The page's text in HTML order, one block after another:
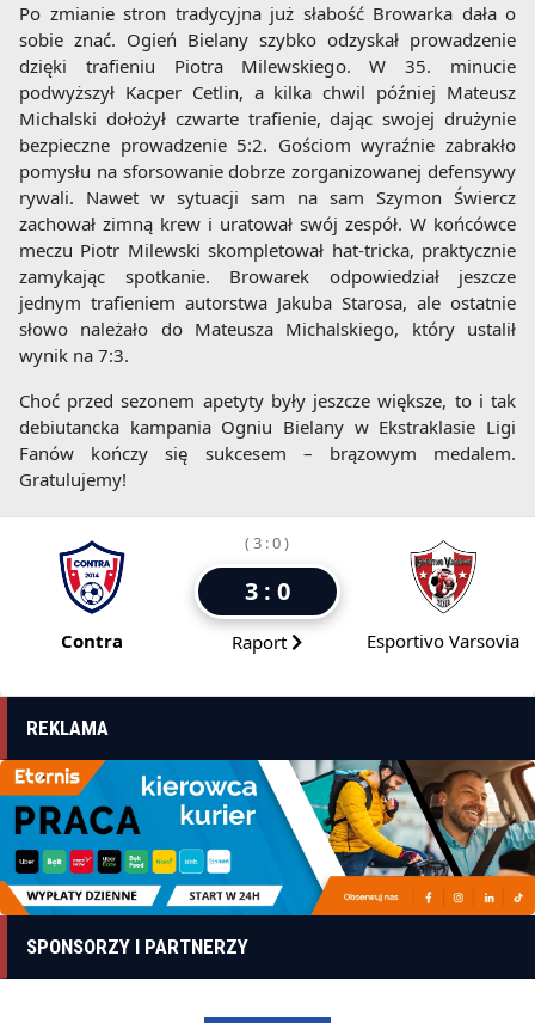
Po zmianie stron tradycyjna już słabość Browarka dała o
sobie znać. Ogień Bielany szybko odzyskał prowadzenie
dzięki trafieniu Piotra Milewskiego. W 35. minucie
podwyższył Kacper Cetlin, a kilka chwil później Mateusz
Michalski dołożył czwarte trafienie, dając swojej drużynie
bezpieczne prowadzenie 5:2. Gościom wyraźnie zabrakło
pomysłu na sforsowanie dobrze zorganizowanej defensywy
rywali. Nawet w sytuacji sam na sam Szymon Świercz
zachował zimną krew i uratował swój zespół. W końcówce
meczu Piotr Milewski skompletował hat-tricka, praktycznie
zamykając spotkanie. Browarek odpowiedział jeszcze
jednym trafieniem autorstwa Jakuba Starosa, ale ostatnie
słowo należało do Mateusza Michalskiego, który ustalił
wynik na 7:3.
Choć przed sezonem apetyty były jeszcze większe, to i tak
debiutancka kampania Ogniu Bielany w Ekstraklasie Ligi
Fanów kończy się sukcesem – brązowym medalem.
Gratulujemy!
Contra
( 3 : 0 )
3 : 0
Raport Esportivo Varsovia
REKLAMA